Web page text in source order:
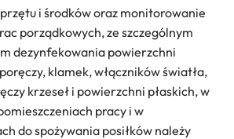
i środków oraz monitorowanie
porządkowych, ze szczególnym
dezynfekowania powierzchni
klamek, włączników światła,
krzeseł i powierzchni płaskich, w
pracy i w
do spożywania posiłków należy